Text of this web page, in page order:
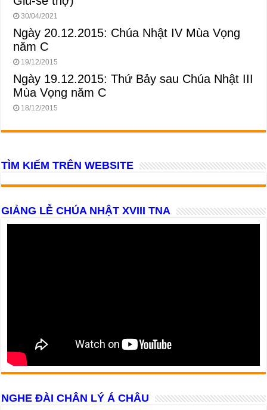
30/04/2021
Ngày 20.12.2015: Chúa Nhật IV Mùa Vọng
năm C
19/12/2015
Ngày 19.12.2015: Thứ Bảy sau Chúa Nhật III
Mùa Vọng năm C
18/12/2015
TÌM KIẾM TRÊN WEBSITE
GIẢNG LỄ CHÚA NHẬT XVIII TNA
NGHE ĐÀI CHÂN LÝ Á CHÂU